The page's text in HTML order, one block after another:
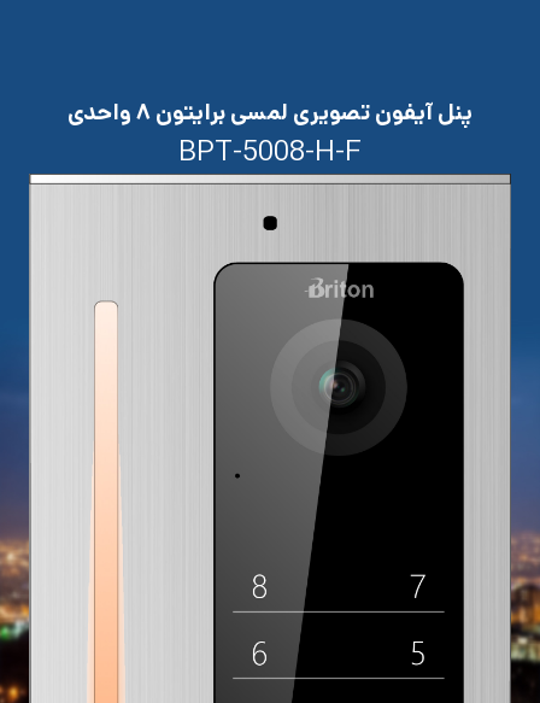
پنل آیفون تصویری لمسی برایتون ۸ واحدی
BPT-5008-H-F